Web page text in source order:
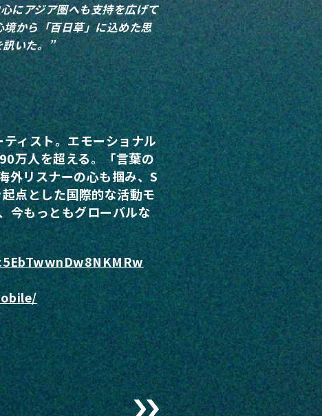
にアジア圏へも支持を広げて
から「百日草」に込めた思
いた。”
ィスト。エモーショナル
万人を超える。「言葉の
外リスナーの心も掴み、S
点とした国際的な活動モ
今もっともグローバルな